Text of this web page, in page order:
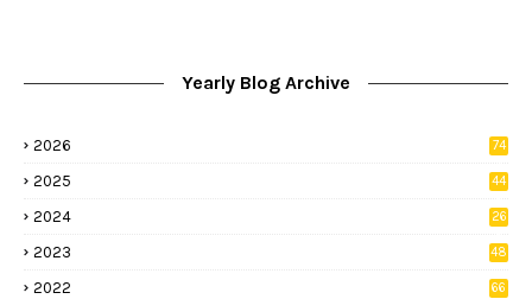
Yearly Blog Archive
2026
74
2025
44
2024
26
2023 48
2022
66